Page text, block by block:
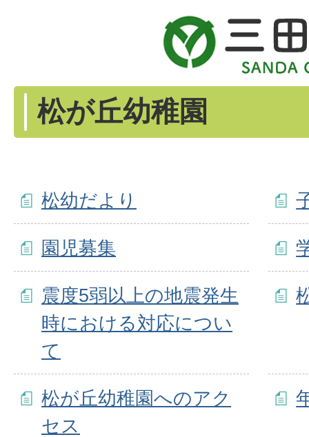
松が丘幼稚園
松幼だより
園児募集
震度5弱以上の地震発生
時における対応につい
て
松が丘幼稚園へのアク
セス